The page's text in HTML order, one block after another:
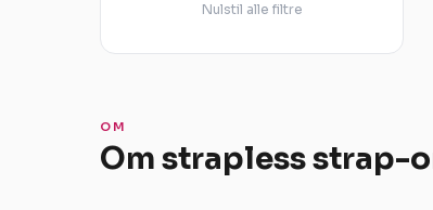
Nulstil alle filtre
OM
Om strapless strap-